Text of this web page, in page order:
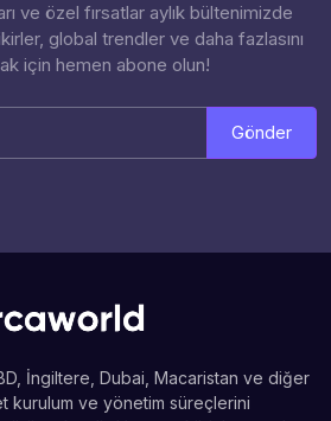
ve özel fırsatlar aylık bültenimizde
global trendler ve daha fazlasını
için hemen abone olun!
Gönder
İngiltere, Dubai, Macaristan ve diğer
kurulum ve yönetim süreçlerini